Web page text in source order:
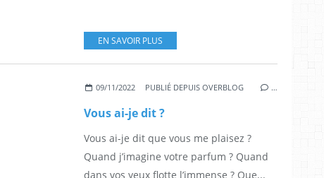
EN SAVOIR PLUS
09/11/2022 PUBLIÉ DEPUIS OVERBLOG …
Vous ai-je dit ?
Vous ai-je dit que vous me plaisez ?
Quand j’imagine votre parfum ? Quand
dans vos yeux flotte l’immense ? Que...